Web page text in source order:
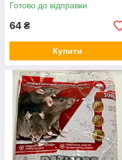
Готово до відправки
64 ₴
Купити